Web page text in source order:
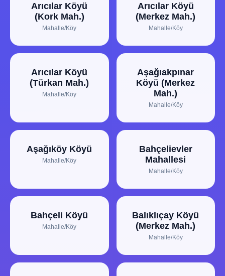
Arıcılar Köyü
(Kork Mah.)
Mahalle/Köy
Arıcılar Köyü
(Merkez Mah.)
Mahalle/Köy
Arıcılar Köyü
(Türkan Mah.)
Mahalle/Köy
Aşağıakpınar
Köyü (Merkez
Mah.)
Mahalle/Köy
Aşağıköy Köyü
Mahalle/Köy
Bahçelievler
Mahallesi
Mahalle/Köy
Bahçeli Köyü
Mahalle/Köy
Balıklıçay Köyü
(Merkez Mah.)
Mahalle/Köy